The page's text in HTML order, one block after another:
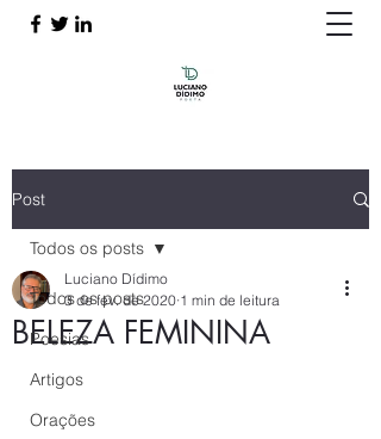
Post
Todos os posts
Poesias
Artigos
Orações
Todos os posts
BELEZA FEMININA
Luciano Dídimo
3 de fev. de 2020 1 min de leitura